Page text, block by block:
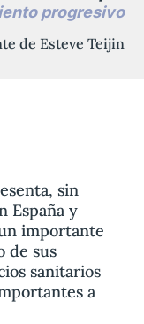
progresivo
de Esteve Teijin
sin
España y
importante
de sus
sanitarios
a